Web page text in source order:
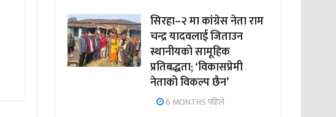
सिरहा–२ मा कांग्रेस नेता राम
चन्द्र यादवलाई जिताउन
स्थानीयको सामूहिक
प्रतिबद्धता; ‘विकासप्रेमी
नेताको विकल्प छैन’
6 MONTHS पहिले